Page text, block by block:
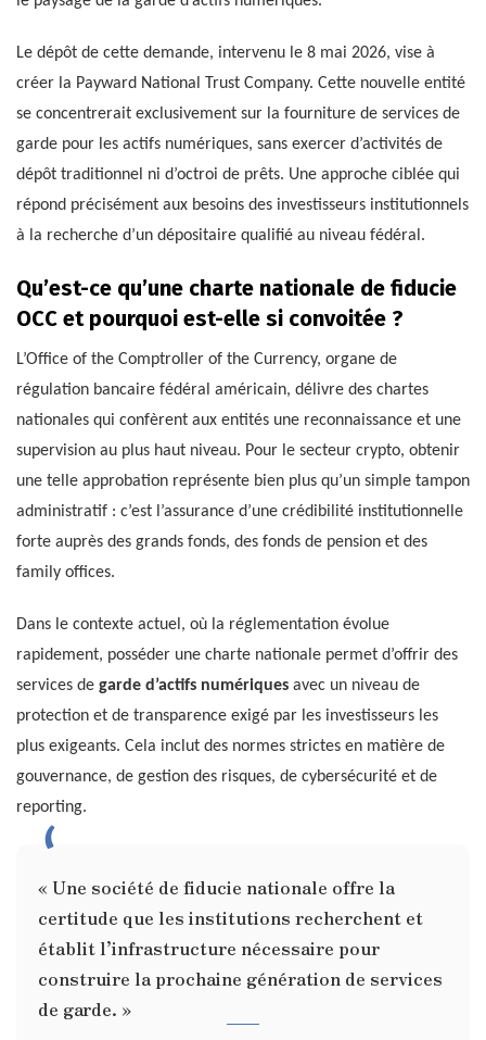
Le dépôt de cette demande, intervenu le 8 mai 2026, vise à
créer la Payward National Trust Company. Cette nouvelle entité
se concentrerait exclusivement sur la fourniture de services de
garde pour les actifs numériques, sans exercer d’activités de
dépôt traditionnel ni d’octroi de prêts. Une approche ciblée qui
répond précisément aux besoins des investisseurs institutionnels
à la recherche d’un dépositaire qualifié au niveau fédéral.
Qu’est-ce qu’une charte nationale de fiducie
OCC et pourquoi est-elle si convoitée ?
L’Office of the Comptroller of the Currency, organe de
régulation bancaire fédéral américain, délivre des chartes
nationales qui confèrent aux entités une reconnaissance et une
supervision au plus haut niveau. Pour le secteur crypto, obtenir
une telle approbation représente bien plus qu’un simple tampon
administratif : c’est l’assurance d’une crédibilité institutionnelle
forte auprès des grands fonds, des fonds de pension et des
family offices.
Dans le contexte actuel, où la réglementation évolue
rapidement, posséder une charte nationale permet d’offrir des
services de garde d’actifs numériques avec un niveau de
protection et de transparence exigé par les investisseurs les
plus exigeants. Cela inclut des normes strictes en matière de
gouvernance, de gestion des risques, de cybersécurité et de
reporting.
« Une société de fiducie nationale offre la
certitude que les institutions recherchent et
établit l’infrastructure nécessaire pour
construire la prochaine génération de services
de garde. »